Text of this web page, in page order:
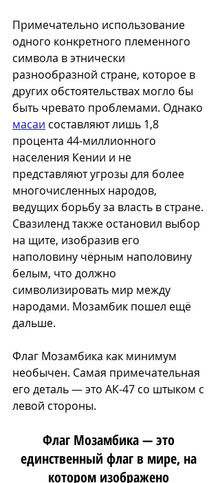
Примечательно использование
одного конкретного племенного
символа в этнически
разнообразной стране, которое в
других обстоятельствах могло бы
быть чревато проблемами. Однако
масаи составляют лишь 1,8
процента 44-миллионного
населения Кении и не
представляют угрозы для более
многочисленных народов,
ведущих борьбу за власть в стране.
Свазиленд также остановил выбор
на щите, изобразив его
наполовину чёрным наполовину
белым, что должно
символизировать мир между
народами. Мозамбик пошел ещё
дальше.
Флаг Мозамбика как минимум
необычен. Самая примечательная
его деталь — это АК-47 со штыком с
левой стороны.
Флаг Мозамбика — это
единственный флаг в мире, на
котором изображено